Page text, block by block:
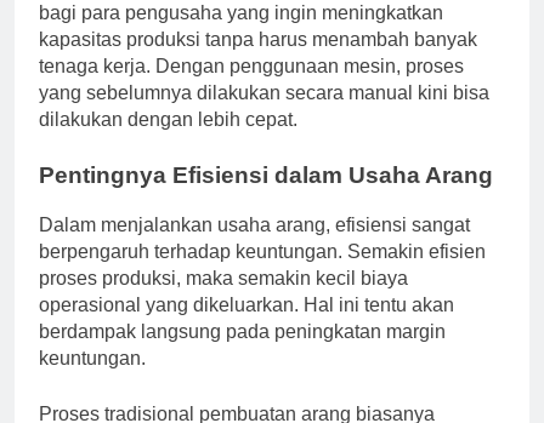
bagi para pengusaha yang ingin meningkatkan
kapasitas produksi tanpa harus menambah banyak
tenaga kerja. Dengan penggunaan mesin, proses
yang sebelumnya dilakukan secara manual kini bisa
dilakukan dengan lebih cepat.
Pentingnya Efisiensi dalam Usaha Arang
Dalam menjalankan usaha arang, efisiensi sangat
berpengaruh terhadap keuntungan. Semakin efisien
proses produksi, maka semakin kecil biaya
operasional yang dikeluarkan. Hal ini tentu akan
berdampak langsung pada peningkatan margin
keuntungan.
Proses tradisional pembuatan arang biasanya